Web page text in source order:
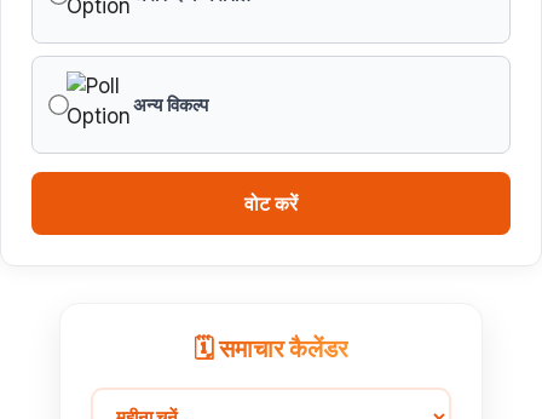
28 के बजट अनुमान तथा वित्तीय वर्ष 2028-29, 2029-30 के
लिए रोलिंग बजट की तैयारी हेतु बजट कार्यक्रम
अन्य विकल्प
वोट करें
🗓️ समाचार कैलेंडर